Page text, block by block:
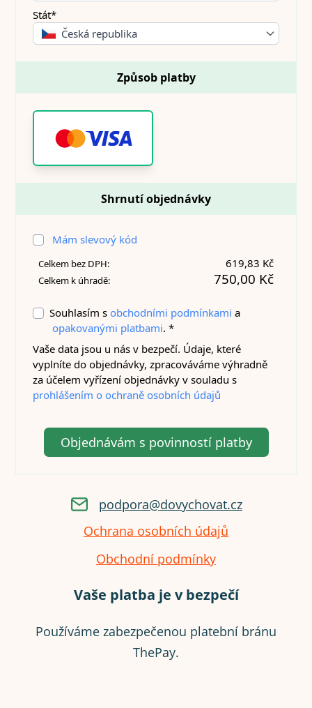
Stát*
Česká republika
Způsob platby
Shrnutí objednávky
Mám slevový kód
Celkem bez DPH: 619,83 Kč
Celkem k úhradě: 750,00 Kč
Souhlasím sobchodními podmínkami a
opakovanými platbami. *
Vaše data jsou u nás v bezpečí. Údaje, které
vyplníte do objednávky, zpracováváme výhradně
za účelem vyřízení objednávky v souladu s
prohlášením o ochraně osobních údajů
Objednávám s povinností platby
podpora@dovychovat.cz
Ochrana osobních údajů
Obchodní podmínky
Vaše platba je v bezpečí
Používáme zabezpečenou platební bránu
ThePay.